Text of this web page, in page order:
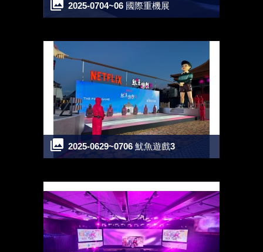
2025-0704~06 國際重機展
2025-0629~0706 魷魚遊戲3